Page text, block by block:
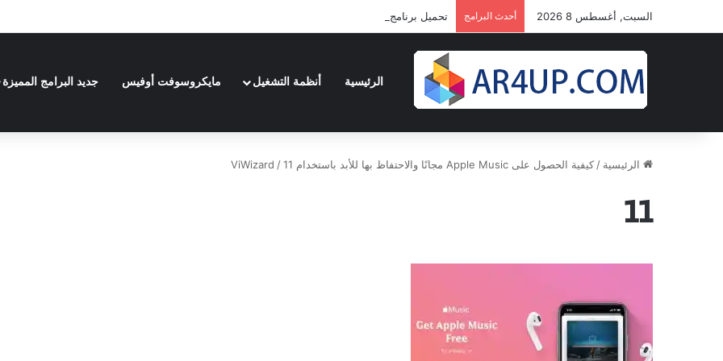
السبت, أغسطس 8 2026 أحدث البرامج تحميل برنامج أدوبى بريمير برو 2024 | Adobe Premiere Pro 2024
الرئيسية أنظمة التشغيل مايكروسوفت أوفيس جديد البرامج المميزة
الرئيسية / كيفية الحصول على Apple Music مجانًا والاحتفاظ بها للأبد باستخدام ViWizard /11
11